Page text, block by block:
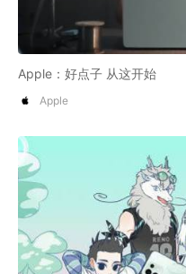
Apple：好点子 从这开始
Apple